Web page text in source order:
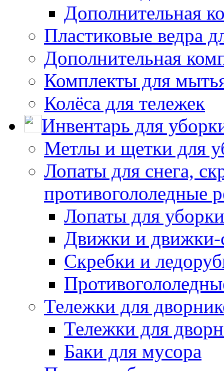
Дополнительная
Пластиковые ведра
Дополнительная
Комплекты для
Колёса для тележек
Инвентарь для
Метлы и щетки для
Лопаты для снега,
противогололедные
Лопаты для
Движки и движки-
Скребки и
Тележки для
Тележки для
Баки для мусора